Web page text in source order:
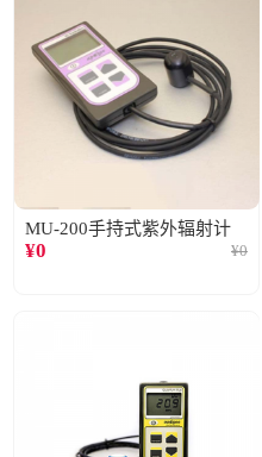
MU-200手持式紫外辐射计
¥0 ¥0